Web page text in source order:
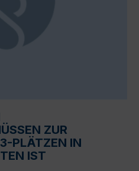
ZUR
PLÄTZEN IN
IST